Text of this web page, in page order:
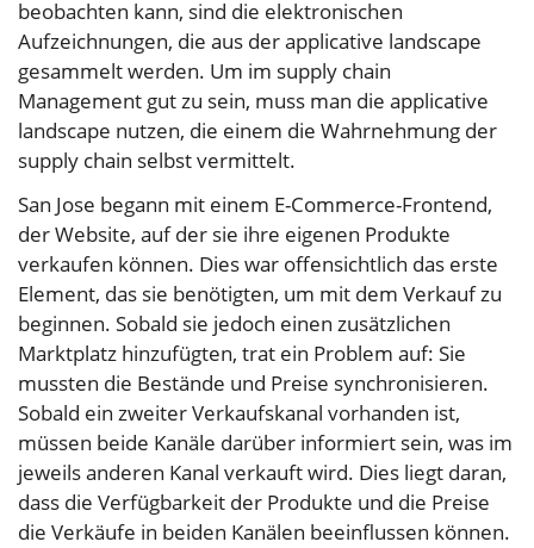
beobachten kann, sind die elektronischen
Aufzeichnungen, die aus der applicative landscape
gesammelt werden. Um im supply chain
Management gut zu sein, muss man die applicative
landscape nutzen, die einem die Wahrnehmung der
supply chain selbst vermittelt.
San Jose begann mit einem E-Commerce-Frontend,
der Website, auf der sie ihre eigenen Produkte
verkaufen können. Dies war offensichtlich das erste
Element, das sie benötigten, um mit dem Verkauf zu
beginnen. Sobald sie jedoch einen zusätzlichen
Marktplatz hinzufügten, trat ein Problem auf: Sie
mussten die Bestände und Preise synchronisieren.
Sobald ein zweiter Verkaufskanal vorhanden ist,
müssen beide Kanäle darüber informiert sein, was im
jeweils anderen Kanal verkauft wird. Dies liegt daran,
dass die Verfügbarkeit der Produkte und die Preise
die Verkäufe in beiden Kanälen beeinflussen können.